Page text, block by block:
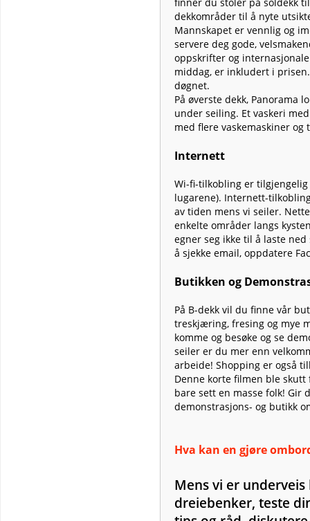
finner du stoler på soldekk
dekkområder til å nyte
Mannskapet er vennlig og
servere deg gode,
oppskrifter og
middag, er inkludert i
døgnet.
På øverste dekk, Panorama
under seiling. Et vaskeri
med flere vaskemaskiner og
Internett
Wi-fi-tilkobling er
lugarene). Internett-
av tiden mens vi seiler.
enkelte områder langs
egner seg ikke til å laste
å sjekke email, oppdatere
Butikken og
På B-dekk vil du finne vår
treskjæring, fresing og mye
komme og besøke og se
seiler er du mer enn
arbeide! Shopping er også
Denne korte filmen ble
bare sett en masse folk! Gir
demonstrasjons- og butikk
Hva kan en gjøre
Mens vi er
dreiebenker, teste